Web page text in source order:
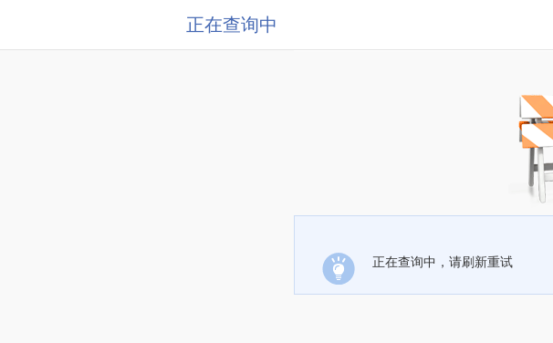
正在查询中
正在查询中，请刷新重试